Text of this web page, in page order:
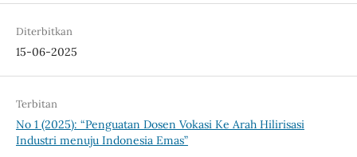
Diterbitkan
15-06-2025
Terbitan
No 1 (2025): “Penguatan Dosen Vokasi Ke Arah Hilirisasi
Industri menuju Indonesia Emas”